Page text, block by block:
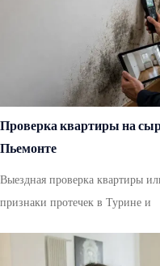
Проверка квартиры на
Пьемонте
Выездная проверка квартиры
признаки протечек в Турине и